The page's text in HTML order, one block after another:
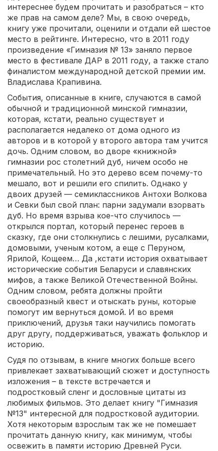
интереснее будем прочитать и разобраться – кто
же прав на самом деле? Мы, в свою очередь,
книгу уже прочитали, оценили и отдали ей шестое
место в рейтинге. Интересно, что в 2011 году
произведение «Гимназия № 13» заняло первое
место в фестивале ДАР в 2011 году, а также стало
финалистом международной детской премии им.
Владислава Крапивина.
События, описанные в книге, случаются в самой
обычной и традиционной минской гимназии,
которая, кстати, реально существует и
располагается недалеко от дома одного из
авторов и в которой у второго автора там учится
дочь. Одним словом, во дворе «книжной»
гимназии рос столетний дуб, ничем особо не
примечательный. Но это дерево всем почему-то
мешало, вот и решили его спилить. Однако у
двоих друзей — семиклассников Антохи Волкова
и Севки был свой план: парни задумали взорвать
дуб. Но время взрыва кое-что случилось —
открылся портал, который перенес героев в
сказку, где они столкнулись с лешими, русалками,
домовыми, ученым котом, а еще с Перуном,
Ярилой, Кощеем… Да ,кстати история охватывает
исторические события Беларуси и славянских
мифов, а также Великой Отечественной Войны.
Одним словом, ребята должны пройти
своеобразный квест и отыскать руны, которые
помогут им вернуться домой. И во время
приключений, друзья таки научились помогать
друг другу, поддерживаться, уважать фольклор и
историю.
Судя по отзывам, в книге многих больше всего
привлекает захватывающий сюжет и доступность
изложения – в тексте встречается и
подростковый сленг и дословные цитаты из
любимых фильмов. Это делает книгу "Гимназия
№13" интересной для подростковой аудитории.
Хотя некоторым взрослым так же не помешает
прочитать данную книгу, как минимум, чтобы
освежить в памяти историю Древней Руси.